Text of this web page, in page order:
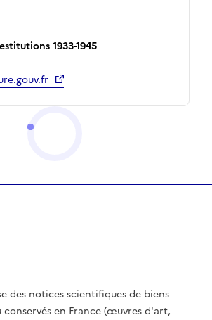
1933-1945
des notices scientifiques de biens
en France (œuvres d'art,